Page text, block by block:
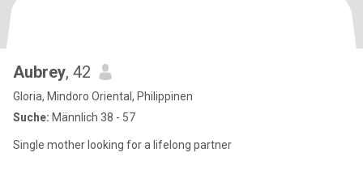
Aubrey, 42
Gloria, Mindoro Oriental, Philippinen
Suche: Männlich 38 - 57
Single mother looking for a lifelong partner